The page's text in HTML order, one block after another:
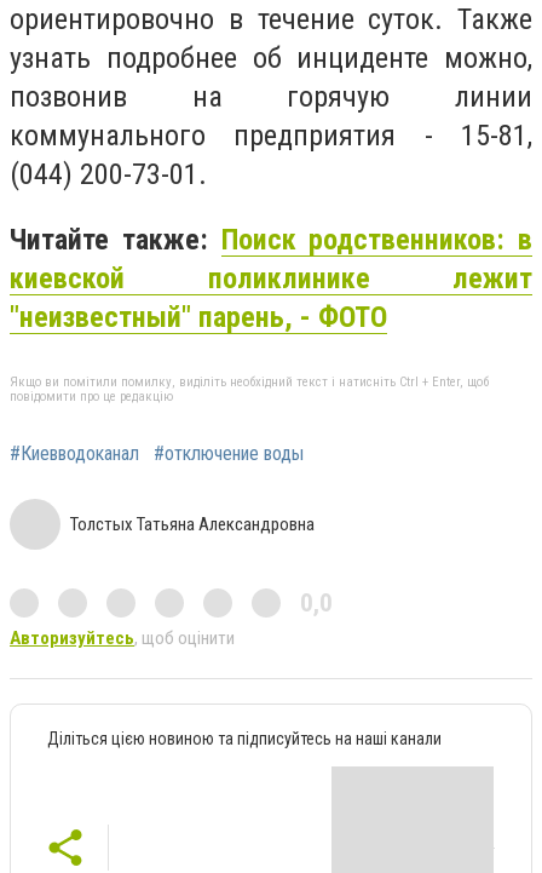
ориентировочно в течение суток. Также
узнать подробнее об инциденте можно,
позвонив на горячую линии
коммунального предприятия - 1 5-81,
(044) 200-73-01.
Читайте также: Поиск родственников: в
киевской поликлинике лежит
"неизвестный" парень, - ФОТО
Якщо ви помітили помилку, виділіть необхідний текст і натисніть Ctrl + Enter, щоб
повідомити про це редакцію
#Киевводоканал #отключение воды
Толстых Татьяна Александровна
0,0
Авторизуйтесь, щоб оцінити
Діліться цією новиною та підписуйтесь на наші канали